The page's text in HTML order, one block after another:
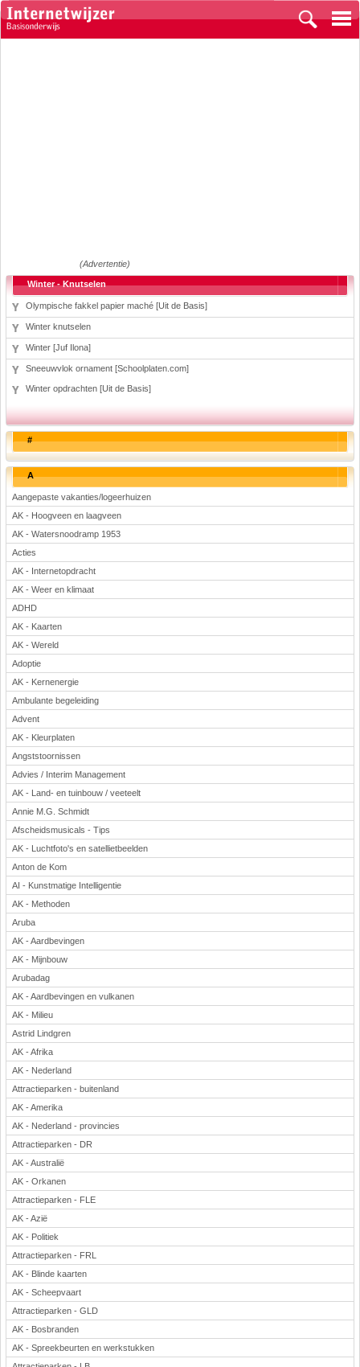
(Advertentie)
Winter - Knutselen
Olympische fakkel papier maché [Uit de Basis]
Winter knutselen
Winter [Juf Ilona]
Sneeuwvlok ornament [Schoolplaten.com]
Winter opdrachten [Uit de Basis]
#
A
Aangepaste vakanties/logeerhuizen
AK - Hoogveen en laagveen
AK - Watersnoodramp 1953
Acties
AK - Internetopdracht
AK - Weer en klimaat
ADHD
AK - Kaarten
AK - Wereld
Adoptie
AK - Kernenergie
Ambulante begeleiding
Advent
AK - Kleurplaten
Angststoornissen
Advies / Interim Management
AK - Land- en tuinbouw / veeteelt
Annie M.G. Schmidt
Afscheidsmusicals - Tips
AK - Luchtfoto's en satellietbeelden
Anton de Kom
AI - Kunstmatige Intelligentie
AK - Methoden
Aruba
AK - Aardbevingen
AK - Mijnbouw
Arubadag
AK - Aardbevingen en vulkanen
AK - Milieu
Astrid Lindgren
AK - Afrika
AK - Nederland
Attractieparken - buitenland
AK - Amerika
AK - Nederland - provincies
Attractieparken - DR
AK - Australië
AK - Orkanen
Attractieparken - FLE
AK - Azië
AK - Politiek
Attractieparken - FRL
AK - Blinde kaarten
AK - Scheepvaart
Attractieparken - GLD
AK - Bosbranden
AK - Spreekbeurten en werkstukken